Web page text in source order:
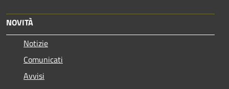
NOVITÀ
Notizie
Comunicati
Avvisi